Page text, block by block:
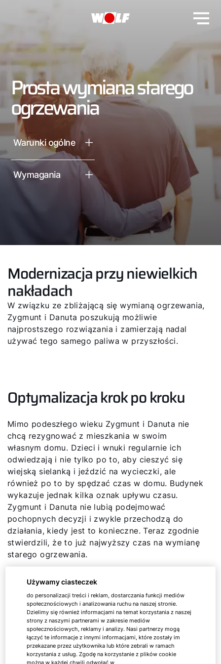
Prosta wymiana starego
ogrzewania
Warunki ogólne
Wymagania
Modernizacja przy niewielkich
nakładach
W związku ze zbliżającą się wymianą ogrzewania,
Zygmunt i Danuta poszukują możliwie
najprostszego rozwiązania i zamierzają nadal
używać tego samego paliwa w przyszłości.
Optymalizacja krok po kroku
Mimo podeszłego wieku Zygmunt i Danuta nie
chcą rezygnować z mieszkania w swoim
własnym domu. Dzieci i wnuki regularnie ich
odwiedzają i nie tylko po to, aby cieszyć się
wiejską sielanką i jeździć na wycieczki, ale
również po to by spędzać czas w domu. Budynek
wykazuje jednak kilka oznak upływu czasu.
Zygmunt i Danuta nie lubią podejmować
pochopnych decyzji i zwykle przechodzą do
działania, kiedy jest to konieczne. Teraz zgodnie
stwierdzili, że to już najwyższy czas na wymianę
starego ogrzewania.
Wyzwania związane z
modernizacją
Zbiornik oleju jest wciąż pełny. Zygmunt i Danuta
chcieliby nadal korzystać z większości
Używamy ciasteczek
do personalizacji treści i reklam, dostarczania funkcji mediów
społecznościowych i analizowania ruchu na naszej stronie.
Dzielimy się również informacjami na temat korzystania z naszej
strony z naszymi partnerami w zakresie mediów
społecznościowych, reklamy i analizy. Nasi partnerzy mogą
łączyć te informacje z innymi informacjami, które zostały im
przekazane przez użytkownika lub które zebrali w ramach
korzystania z usług. Zgodę na korzystanie z plików cookie
można w każdej chwili odwołać w